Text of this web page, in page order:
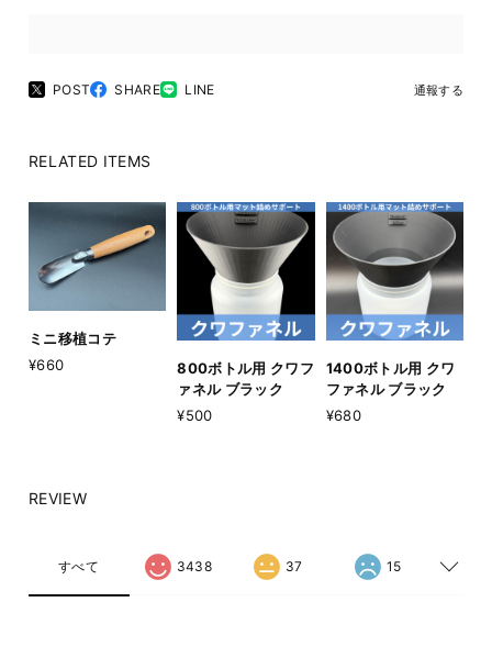
POST SHARE LINE 通報する
RELATED ITEMS
ミニ移植コテ
¥660
800ボトル用 クワフ
ァネル ブラック
¥500
1400ボトル用 クワ
ファネル ブラック
¥680
REVIEW
すべて 3438 37 15